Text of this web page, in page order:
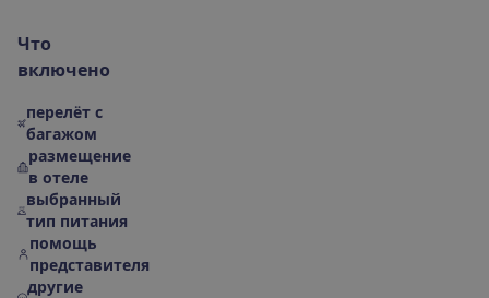
Что
включено
перелёт с
багажом
размещение
в отеле
выбранный
тип питания
помощь
представителя
другие